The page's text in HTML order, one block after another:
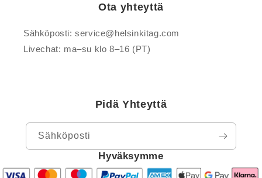
Ota yhteyttä
Sähköposti: service@helsinkitag.com
Livechat: ma–su klo 8–16 (PT)
Pidä Yhteyttä
Sähköposti
Hyväksymme